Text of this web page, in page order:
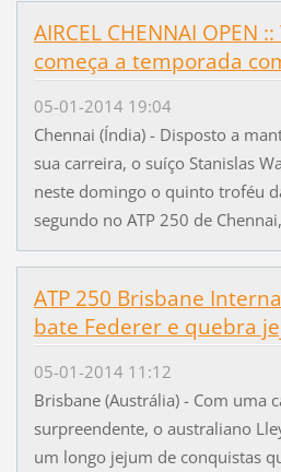
AIRCEL CHENNAI OPEN
começa a temporada
05-01-2014 19:04
Chennai (Índia) - Disposto a
sua carreira, o suíço Stanislas
neste domingo o quinto troféu
segundo no ATP 250 de
ATP 250 Brisbane
bate Federer e quebra
05-01-2014 11:12
Brisbane (Austrália) - Com uma
surpreendente, o australiano
um longo jejum de conquistas